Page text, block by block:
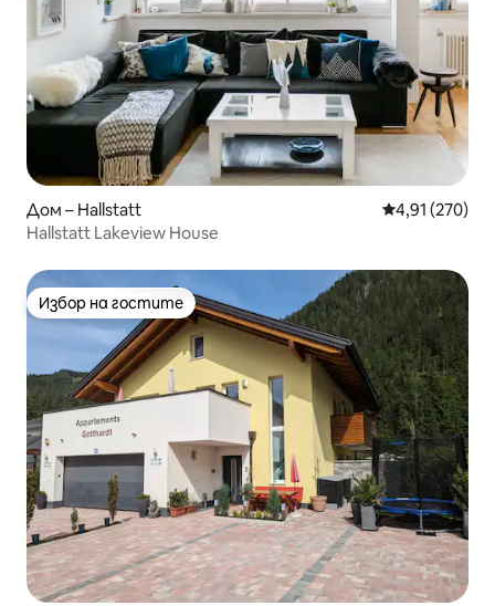
Дом – Hallstatt Средна
4,91 (270)
Hallstatt Lakeview House
Избор на гостите
Избор на гостите